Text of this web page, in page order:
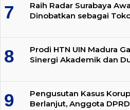
Raih Radar Surabaya
Dinobatkan sebagai
Prodi HTN UIN Madura
Sinergi Akademik dan
Pengusutan Kasus
Berlanjut, Anggota